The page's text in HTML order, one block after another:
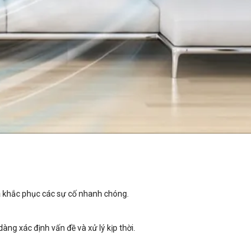
phục các sự cố nhanh chóng.
xác định vấn đề và xử lý kịp thời.